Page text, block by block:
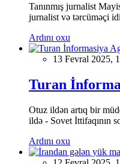
Tanınmış jurnalist
jurnalist və tərcüməçi
Ardını oxu
13 Fevral 2025,
Turan
Otuz ildən artıq bir
ildə - Sovet İttifaqının
Ardını oxu